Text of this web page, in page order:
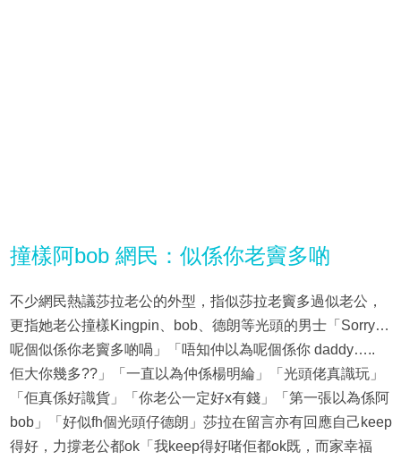
撞樣阿bob 網民：似係你老竇多啲
不少網民熱議莎拉老公的外型，指似莎拉老竇多過似老公，
更指她老公撞樣Kingpin、bob、德朗等光頭的男士「Sorry…
呢個似係你老竇多啲喎」「唔知仲以為呢個係你 daddy…..
佢大你幾多??」「一直以為仲係楊明綸」「光頭佬真識玩」
「佢真係好識貨」「你老公一定好x有錢」「第一張以為係阿
bob」「好似fh個光頭仔德朗」莎拉在留言亦有回應自己keep
得好，力撐老公都ok「我keep得好啫佢都ok既，而家幸福